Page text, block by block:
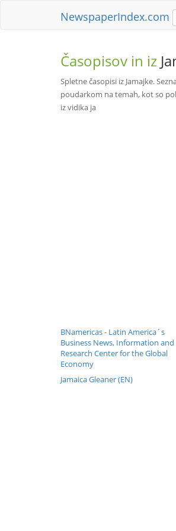
NewspaperIndex.com
Časopisov in iz
Spletne časopisi iz Jamajke.
poudarkom na temah, kot so
iz vidika ja
BNamericas - Latin America´s
Business News, Information and
Research Center for the Global
Economy
Jamaica Gleaner (EN)